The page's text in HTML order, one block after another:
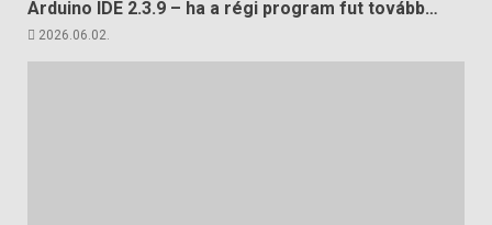
Arduino IDE 2.3.9 – ha a régi program fut tovább…
2026.06.02.